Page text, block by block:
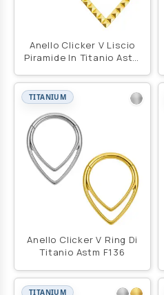
Anello Clicker V Liscio
Piramide In Titanio Astm
TITANIUM
Anello Clicker V Ring Di
Titanio Astm F136
TITANIUM